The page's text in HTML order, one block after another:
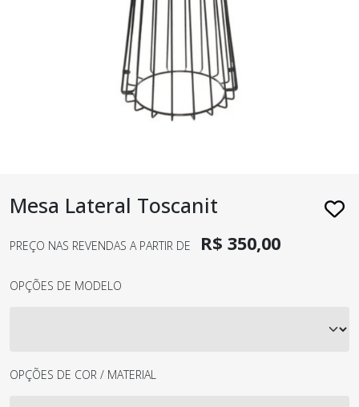
Mesa Lateral Toscanit
PREÇO NAS REVENDAS A PARTIR DE R$ 350,00
OPÇÕES DE MODELO
OPÇÕES DE COR / MATERIAL